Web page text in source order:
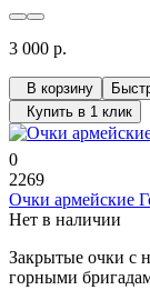
3 000 р.
В корзину
Купить в 1 клик
0
2269
Очки армейские
Нет в наличии
Закрытые очки с
горными